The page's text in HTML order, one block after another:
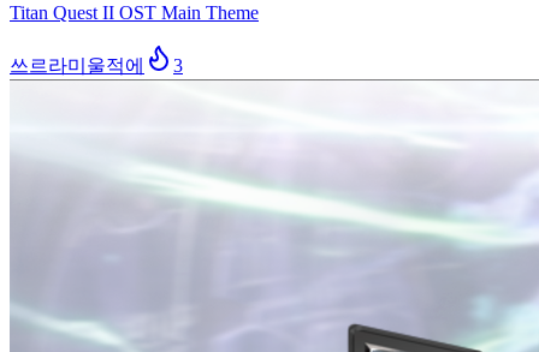
Titan Quest II OST Main Theme
쓰르라미울적에 3